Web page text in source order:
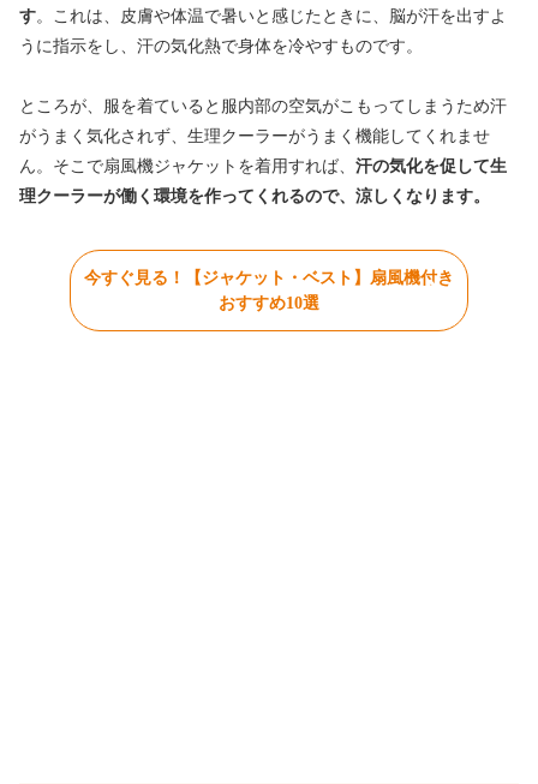
す。これは、皮膚や体温で暑いと感じたときに、脳が汗を出すよ
うに指示をし、汗の気化熱で身体を冷やすものです。
ところが、服を着ていると服内部の空気がこもってしまうため汗
がうまく気化されず、生理クーラーがうまく機能してくれませ
ん。そこで扇風機ジャケットを着用すれば、 汗の気化を促して生
理クーラーが働く環境を作ってくれるので、涼しくなります。
今すぐ見る！【ジャケット・ベスト】扇風機付き
おすすめ10選